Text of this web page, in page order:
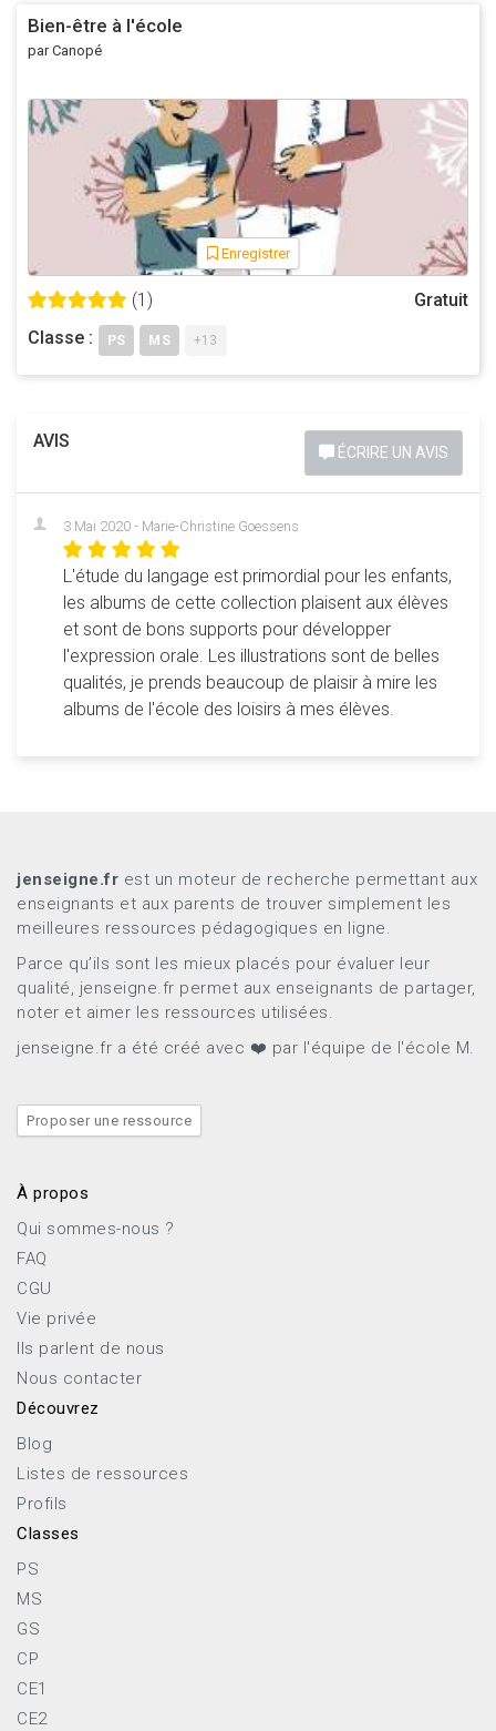
Bien-être à l'école
par Canopé
Enregistrer
(1)
Gratuit
Classe :
PS MS +13
AVIS
ÉCRIRE UN AVIS
3 Mai 2020 - Marie-Christine Goessens
L'étude du langage est primordial pour les enfants,
les albums de cette collection plaisent aux élèves
et sont de bons supports pour développer
l'expression orale. Les illustrations sont de belles
qualités, je prends beaucoup de plaisir à mire les
albums de l'école des loisirs à mes élèves.
jenseigne.fr est un moteur de recherche permettant aux
enseignants et aux parents de trouver simplement les
meilleures ressources pédagogiques en ligne.
Parce qu’ils sont les mieux placés pour évaluer leur
qualité, jenseigne.fr permet aux enseignants de partager,
noter et aimer les ressources utilisées.
jenseigne.fr a été créé avec ❤️ par l'équipe de l'école M.
Proposer une ressource
À propos
Qui sommes-nous ?
FAQ
CGU
Vie privée
Ils parlent de nous
Nous contacter
Découvrez
Blog
Listes de ressources
Profils
Classes
PS
MS
GS
CP
CE1
CE2